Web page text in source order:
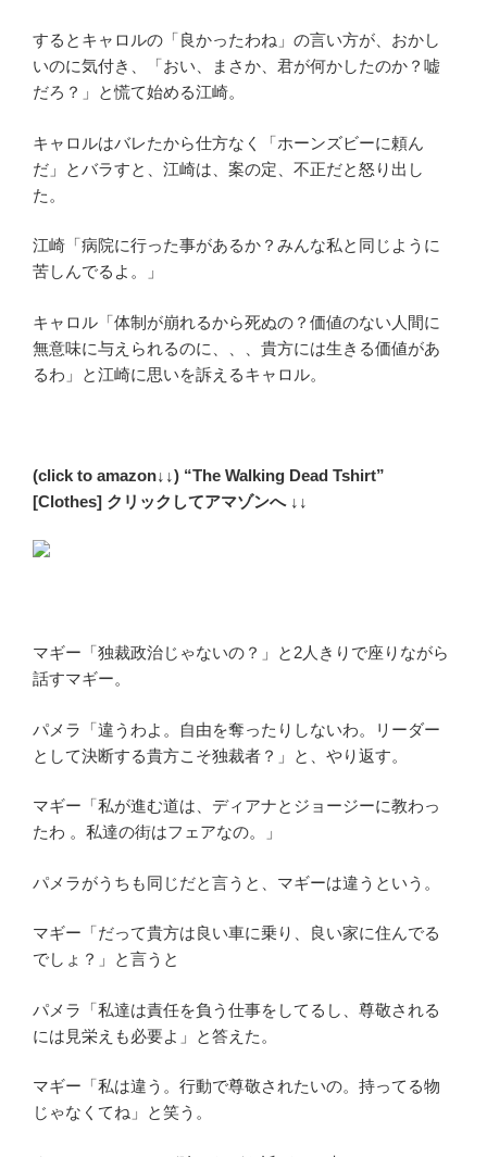
するとキャロルの「良かったわね」の言い方が、おかし
いのに気付き、「おい、まさか、君が何かしたのか？嘘
だろ？」と慌て始める江崎。
キャロルはバレたから仕方なく「ホーンズビーに頼ん
だ」とバラすと、江崎は、案の定、不正だと怒り出し
た。
江崎「病院に行った事があるか？みんな私と同じように
苦しんでるよ。」
キャロル「体制が崩れるから死ぬの？価値のない人間に
無意味に与えられるのに、、、貴方には生きる価値があ
るわ」と江崎に思いを訴えるキャロル。
(click to amazon↓↓) “The Walking Dead Tshirt”
[Clothes] クリックしてアマゾンへ ↓↓
マギー「独裁政治じゃないの？」と2人きりで座りながら
話すマギー。
パメラ「違うわよ。自由を奪ったりしないわ。リーダー
として決断する貴方こそ独裁者？」と、やり返す。
マギー「私が進む道は、ディアナとジョージーに教わっ
たわ 。私達の街はフェアなの。」
パメラがうちも同じだと言うと、マギーは違うという。
マギー「だって貴方は良い車に乗り、良い家に住んでる
でしょ？」と言うと
パメラ「私達は責任を負う仕事をしてるし、尊敬される
には見栄えも必要よ」と答えた。
マギー「私は違う。行動で尊敬されたいの。持ってる物
じゃなくてね」と笑う。